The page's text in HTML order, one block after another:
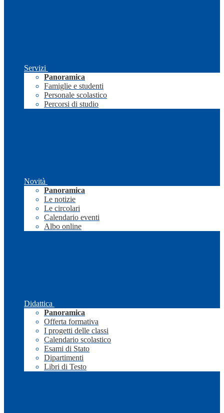
Servizi
Panoramica
Famiglie e studenti
Personale scolastico
Percorsi di studio
Novità
Panoramica
Le notizie
Le circolari
Calendario eventi
Albo online
Didattica
Panoramica
Offerta formativa
I progetti delle classi
Calendario scolastico
Esami di Stato
Dipartimenti
Libri di Testo